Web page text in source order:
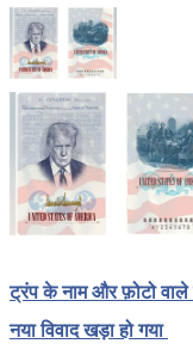
ट्रंप के नाम और फ़ोटो
नया विवाद खड़ा हो गया